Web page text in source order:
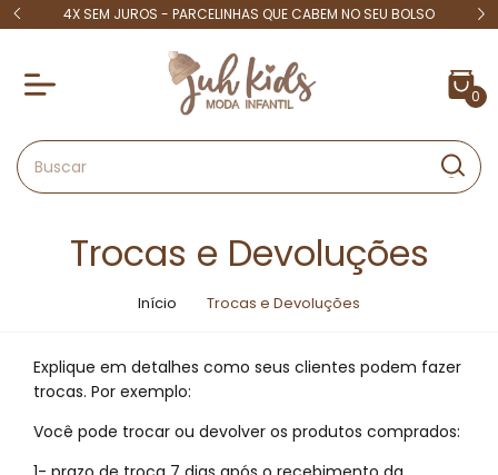
4X SEM JUROS - PARCELINHAS QUE CABEM NO SEU BOLSO
0
Trocas e Devoluções
Início Trocas e Devoluções
Explique em detalhes como seus clientes podem fazer
trocas. Por exemplo:
Você pode trocar ou devolver os produtos comprados: